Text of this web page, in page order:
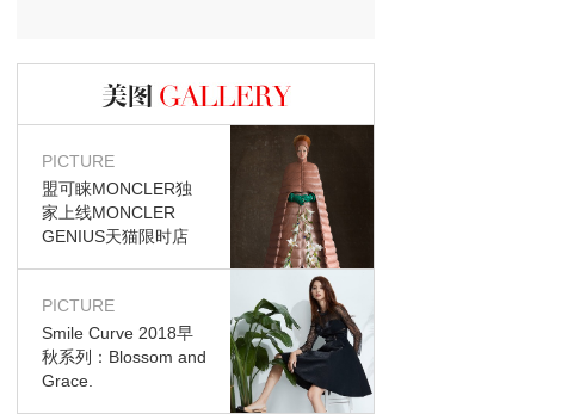
图库
PICTURE
盟可睐MONCLER独
家上线MONCLER
GENIUS天猫限时店
PICTURE
Smile Curve 2018早
秋系列：Blossom and
Grace.